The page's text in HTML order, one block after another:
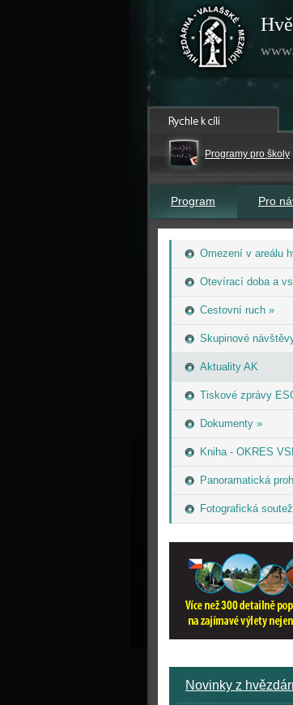
Programy pro školy
Program Pro
Omezení v areálu
Otevírací doba a
Cestovní ruch »
Skupinové
Aktuality AK
Tiskové zprávy
Dokumenty »
Kniha - OKRES
Panoramatická
Fotografická soutež
Novinky z